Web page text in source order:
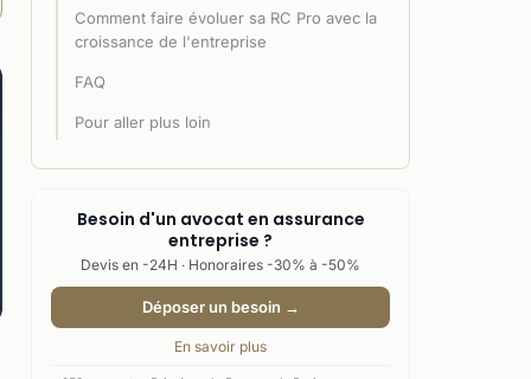
Comment faire évoluer sa RC Pro avec la
croissance de l'entreprise
FAQ
Pour aller plus loin
Besoin d'un avocat en assurance
entreprise ?
Devis en -24H · Honoraires -30% à -50%
Déposer un besoin →
En savoir plus